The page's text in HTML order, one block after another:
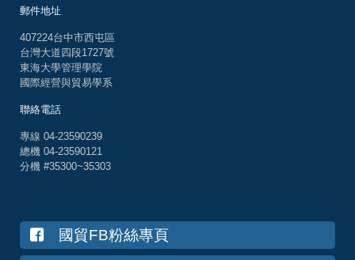
郵件地址
407224台中市西屯區
台灣大道四段1727號
東海大學管理學院
國際經營與貿易學系
聯絡電話
專線 04-23590239
總機 04-23590121
分機 #35300~35303
國貿FB粉絲專頁